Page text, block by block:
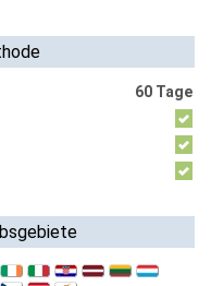
60 Tage